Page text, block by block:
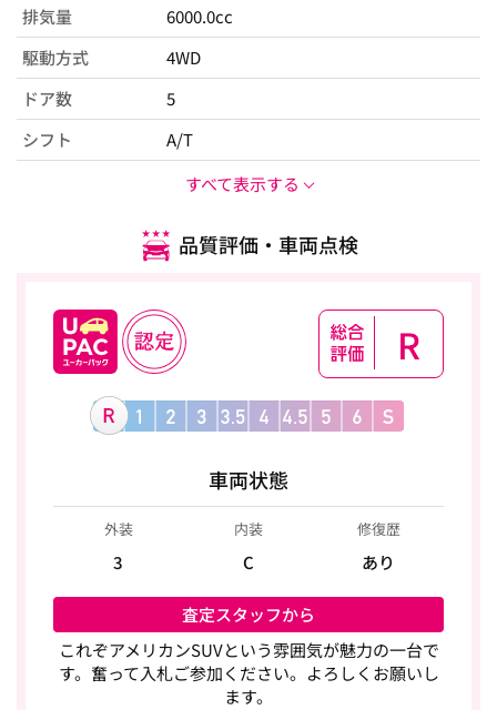
排気量
6000.0cc
駆動方式
4WD
ドア数
5
シフト
A/T
すべて表示する
品質評価・車両点検
R
車両状態
外装
3
内装
C
修復歴
あり
査定スタッフから
これぞアメリカンSUVという雰囲気が魅力の一台で
す。奮って入札ご参加ください。よろしくお願いし
ます。